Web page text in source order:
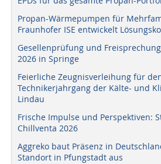
Propan-Wärmepumpen für
Fraunhofer ISE entwickelt
Gesellenprüfung und
2026 in Springe
Feierliche Zeugnisverleihung für
Technikerjahrgang der Kälte- und
Lindau
Frische Impulse und Perspektiven:
Chillventa 2026
Aggreko baut Präsenz in
Standort in Pfungstadt aus